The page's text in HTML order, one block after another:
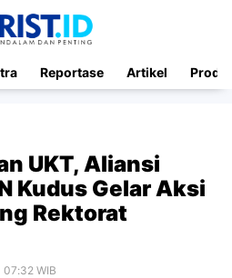
Reportase Artikel
UKT, Aliansi
Kudus Gelar Aksi
Rektorat
07:32 WIB